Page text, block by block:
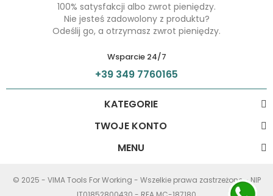
100% satysfakcji albo zwrot pieniędzy.
Nie jesteś zadowolony z produktu?
Odeślij go, a otrzymasz zwrot pieniędzy.
Wsparcie 24/7
+39 349 7760165
KATEGORIE
TWOJE KONTO
MENU
© 2025 - VIMA Tools For Working - Wszelkie prawa zastrzeżone - NIP